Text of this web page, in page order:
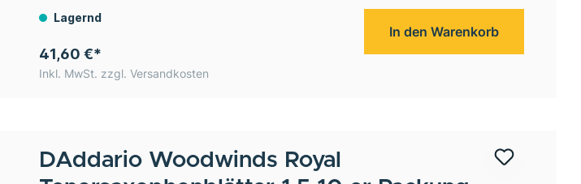
Lagernd
41,60 €*
Inkl. MwSt. zzgl. Versandkosten
In den Warenkorb
DAddario Woodwinds Royal